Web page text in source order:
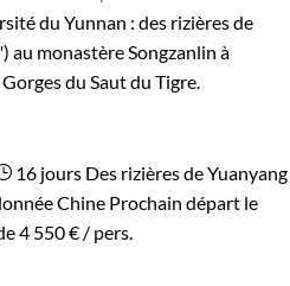
du Yunnan : des rizières de
au monastère Songzanlin à
du Saut du Tigre.
16 jours Des rizières de Yuanyang
Chine Prochain départ le
4 550 € / pers.